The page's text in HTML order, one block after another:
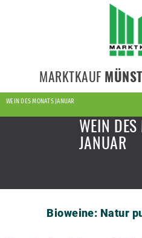
MARKTKAUF
WEIN DES MONATS JANUAR
WEIN
JANUAR
Bioweine: Natur